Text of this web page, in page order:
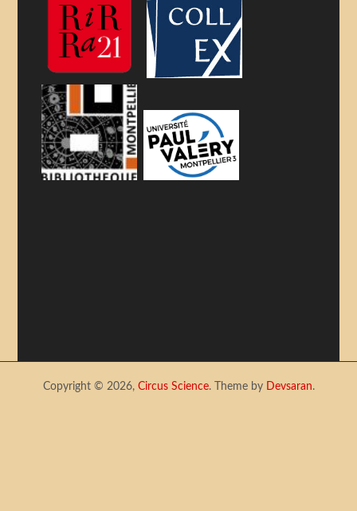
Copyright © 2026, Circus Science. Theme by Devsaran.